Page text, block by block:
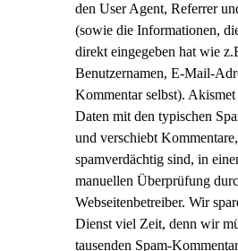
den User Agent, Referrer
(sowie die Informationen,
direkt eingegeben hat wie
Benutzernamen, E-Mail-
Kommentar selbst).
Daten mit den typischen
und verschiebt
spamverdächtig sind, in
manuellen Überprüfung
Webseitenbetreiber. Wir
Dienst viel Zeit, denn wir
tausenden Spam-